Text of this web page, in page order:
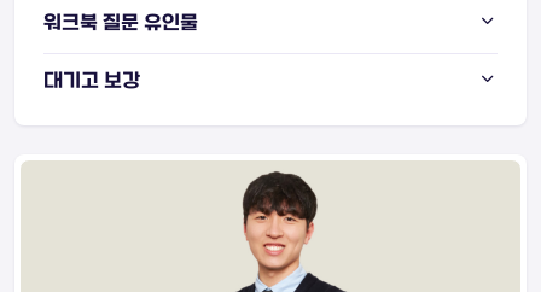
워크북 질문 유인물
대기고 보강